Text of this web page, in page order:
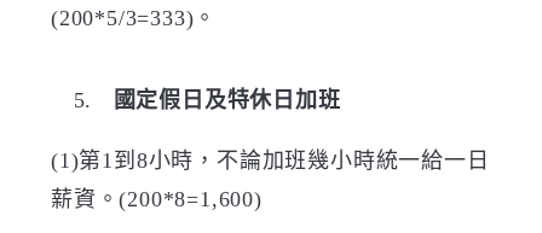
(200*5/3=333) 。
國定假日及特休日加班
(1)第1 到 8小時，不論加班幾小時統一給一日
薪資。(200*8=1,600)